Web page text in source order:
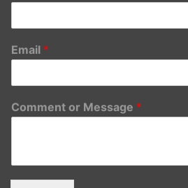
Email *
Comment or Message *